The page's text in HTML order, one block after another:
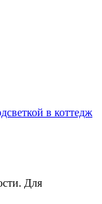
в коттедж
Для